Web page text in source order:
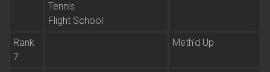
Tennis
Flight School
Rank
7
Meth'd Up